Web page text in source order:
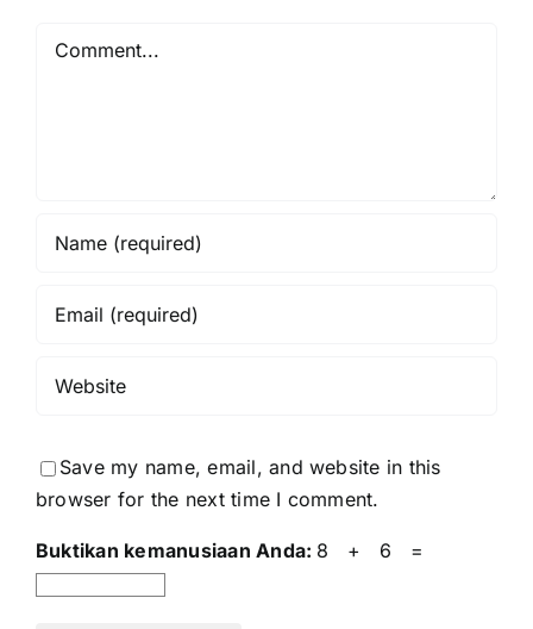
Save my name, email, and website in this
browser for the next time I comment.
Buktikan kemanusiaan Anda: 8 + 6 =